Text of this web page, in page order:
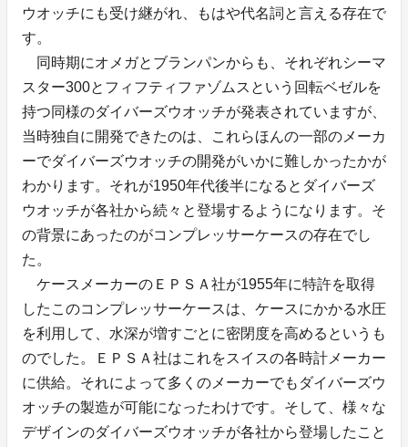
ウオッチにも受け継がれ、もはや代名詞と言える存在で
す。
同時期にオメガとブランパンからも、それぞれシーマ
スター300とフィフティファゾムスという回転ベゼルを
持つ同様のダイバーズウオッチが発表されていますが、
当時独自に開発できたのは、これらほんの一部のメーカ
ーでダイバーズウオッチの開発がいかに難しかったかが
わかります。それが1950年代後半になるとダイバーズ
ウオッチが各社から続々と登場するようになります。そ
の背景にあったのがコンプレッサーケースの存在でし
た。
ケースメーカーのＥＰＳＡ社が1955年に特許を取得
したこのコンプレッサーケースは、ケースにかかる水圧
を利用して、水深が増すごとに密閉度を高めるというも
のでした。ＥＰＳＡ社はこれをスイスの各時計メーカー
に供給。それによって多くのメーカーでもダイバーズウ
オッチの製造が可能になったわけです。そして、様々な
デザインのダイバーズウオッチが各社から登場したこと